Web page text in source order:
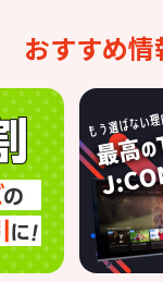
おすすめ情